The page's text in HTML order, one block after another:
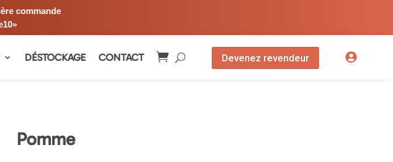
commande
DÉSTOCKAGE CONTACT  Devenez revendeur
Pomme